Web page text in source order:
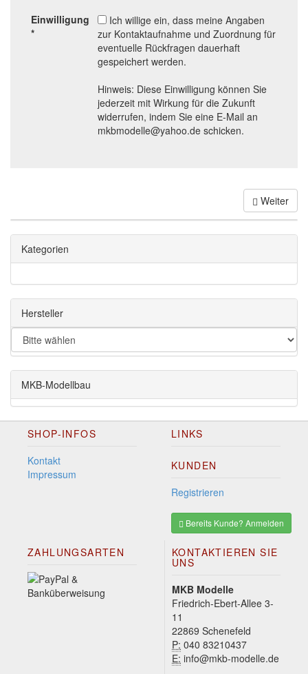
Einwilligung
*
Ich willige ein, dass meine Angaben
zur Kontaktaufnahme und Zuordnung für
eventuelle Rückfragen dauerhaft
gespeichert werden.
Hinweis: Diese Einwilligung können Sie
jederzeit mit Wirkung für die Zukunft
widerrufen, indem Sie eine E-Mail an
mkbmodelle@yahoo.de schicken.
Weiter
Kategorien
Hersteller
MKB-Modellbau
SHOP-INFOS
Kontakt
Impressum
LINKS
KUNDEN
Registrieren
Bereits Kunde? Anmelden
ZAHLUNGSARTEN KONTAKTIEREN SIE
UNS
MKB Modelle
Friedrich-Ebert-Allee 3-
11
22869 Schenefeld
P: 040 83210437
E: info@mkb-modelle.de